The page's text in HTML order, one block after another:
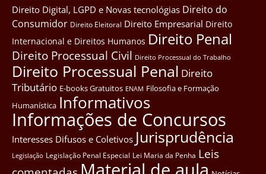
Direito Digital, LGPD e Novas tecnológias Direito do
Consumidor Direito Eleitoral Direito Empresarial Direito
Internacional e Direitos Humanos Direito Penal
Direito Processual Civil Direito Processual do Trabalho
Direito Processual Penal Direito
Tributário E-books Gratuitos ENAM Filosofia e Formação
Humanística Informativos
Informações de Concursos
Interesses Difusos e Coletivos Jurisprudência
Legislação Legislação Penal Especial Lei Maria da Penha Leis